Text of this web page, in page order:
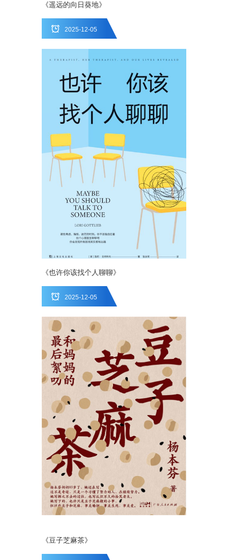
《遥远的向日葵地》
2025-12-05
《也许你该找个人聊聊》
2025-12-05
《豆子芝麻茶》